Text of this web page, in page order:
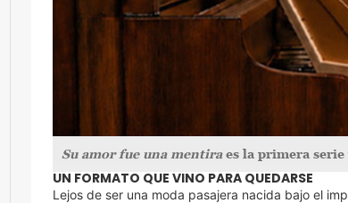
Su amor fue una mentiraes la primera serie
UN FORMATO QUE VINO PARA QUEDARSE
Lejos de ser una moda pasajera nacida bajo el